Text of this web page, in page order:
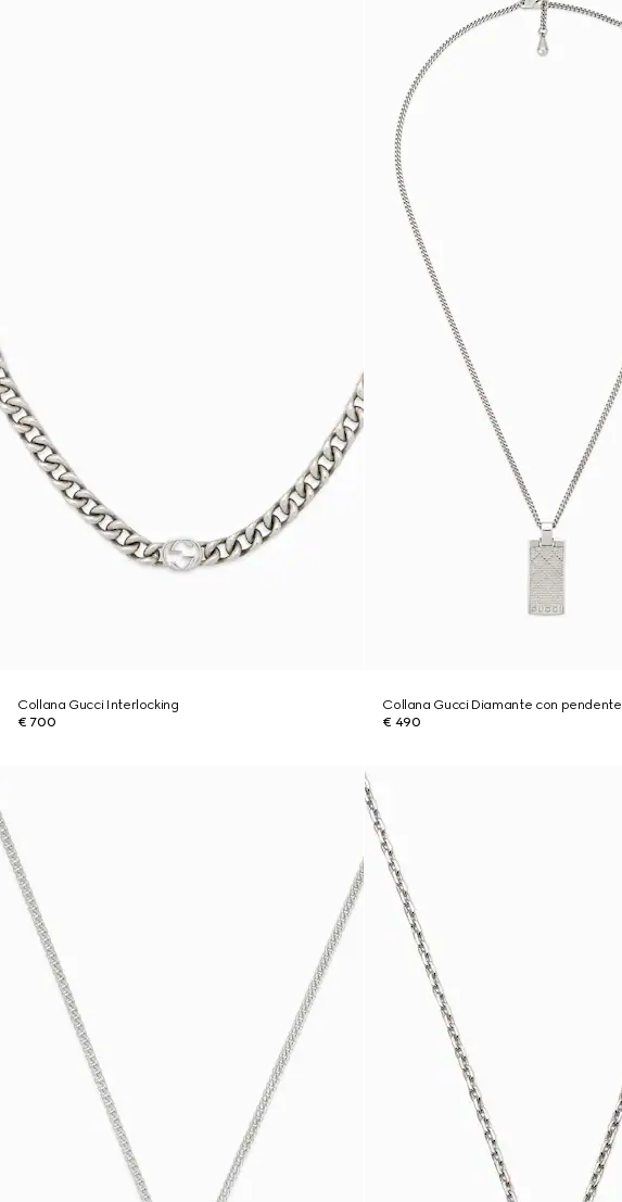
Collana Gucci Interlocking
€ 700
Collana Gucci Diamante con pendente
€ 490